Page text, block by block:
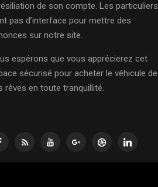
de son compte. Les particuliers
pas d’interface pour mettre des
sur notre site.
espérons que vous apprécierez cet
sécurisé pour acheter le véhicule de
rêves en toute tranquillité.